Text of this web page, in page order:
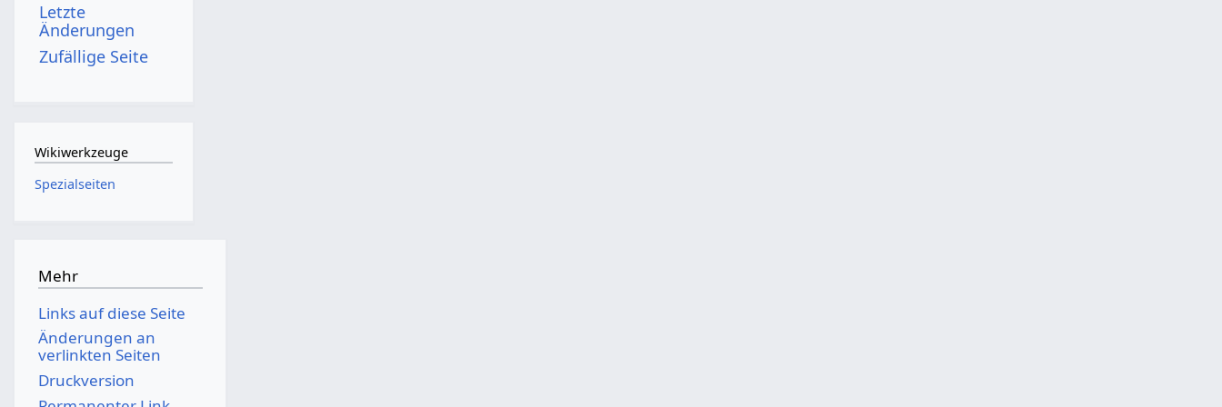
Letzte
Änderungen
Zufällige Seite
Wikiwerkzeuge
Spezialseiten
Mehr
Links auf diese Seite
Änderungen an
verlinkten Seiten
Druckversion